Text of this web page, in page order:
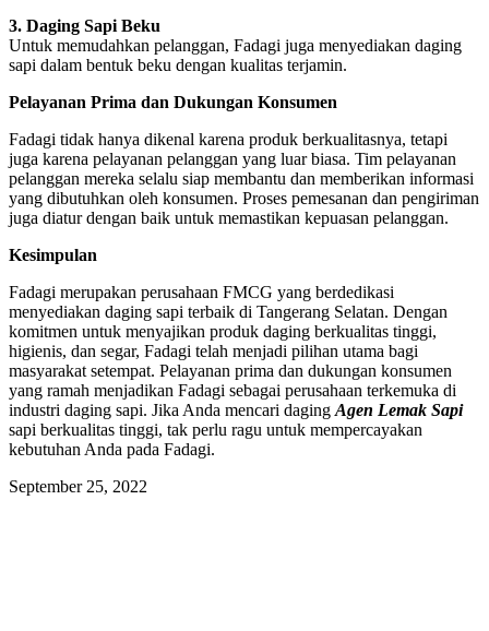
3. Daging Sapi Beku
Untuk memudahkan pelanggan, Fadagi juga menyediakan daging
sapi dalam bentuk beku dengan kualitas terjamin.
Pelayanan Prima dan Dukungan Konsumen
Fadagi tidak hanya dikenal karena produk berkualitasnya, tetapi
juga karena pelayanan pelanggan yang luar biasa. Tim pelayanan
pelanggan mereka selalu siap membantu dan memberikan informasi
yang dibutuhkan oleh konsumen. Proses pemesanan dan pengiriman
juga diatur dengan baik untuk memastikan kepuasan pelanggan.
Kesimpulan
Fadagi merupakan perusahaan FMCG yang berdedikasi
menyediakan daging sapi terbaik di Tangerang Selatan. Dengan
komitmen untuk menyajikan produk daging berkualitas tinggi,
higienis, dan segar, Fadagi telah menjadi pilihan utama bagi
masyarakat setempat. Pelayanan prima dan dukungan konsumen
yang ramah menjadikan Fadagi sebagai perusahaan terkemuka di
industri daging sapi. Jika Anda mencari daging Agen Lemak Sapi
sapi berkualitas tinggi, tak perlu ragu untuk mempercayakan
kebutuhan Anda pada Fadagi.
September 25, 2022